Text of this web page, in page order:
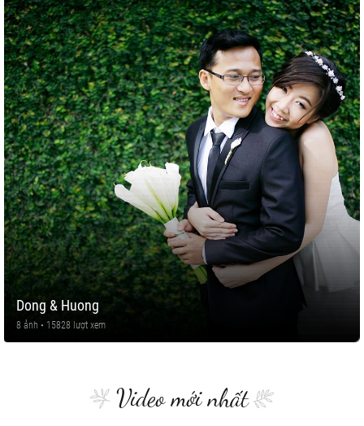
Dong & Huong
8 ảnh • 15828 lượt xem
Video mới nhất